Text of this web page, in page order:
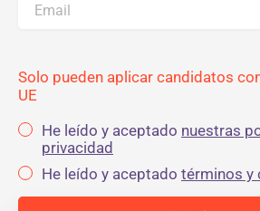
Email
Solo pueden aplicar candidatos
UE
He leído y aceptado nuestras
privacidad
He leído y aceptado términos y